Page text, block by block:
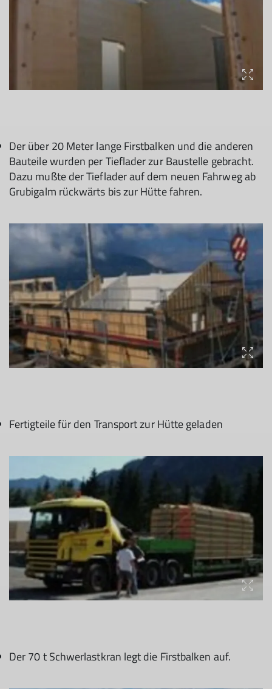
Der über 20 Meter lange Firstbalken und die anderen
Bauteile wurden per Tieflader zur Baustelle gebracht.
Dazu mußte der Tieflader auf dem neuen Fahrweg ab
Grubigalm rückwärts bis zur Hütte fahren.
Fertigteile für den Transport zur Hütte geladen
Der 70 t Schwerlastkran legt die Firstbalken auf.